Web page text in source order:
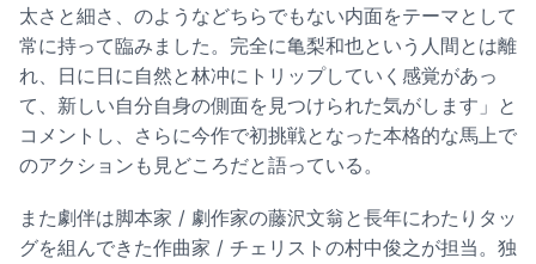
太さと細さ、のようなどちらでもない内面をテーマとして
常に持って臨みました。完全に亀梨和也という人間とは離
れ、日に日に自然と林冲にトリップしていく感覚があっ
て、新しい自分自身の側面を見つけられた気がします」と
コメントし、さらに今作で初挑戦となった本格的な馬上で
のアクションも見どころだと語っている。
また劇伴は脚本家 / 劇作家の藤沢文翁と長年にわたりタッ
グを組んできた作曲家 / チェリストの村中俊之が担当。独